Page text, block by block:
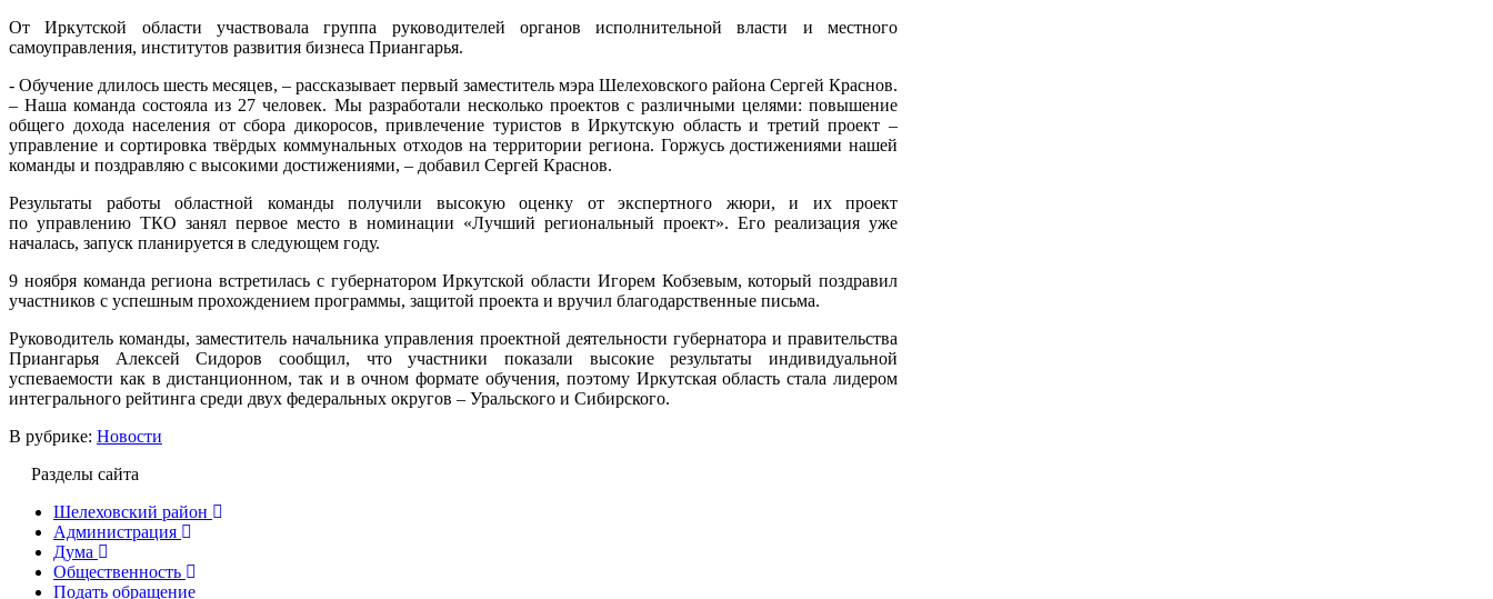
От Иркутской области участвовала группа руководителей органов исполнительной власти и местного
самоуправления, институтов развития бизнеса Приангарья.
- Обучение длилось шесть месяцев, – рассказывает первый заместитель мэра Шелеховского района Сергей Краснов.
– Наша команда состояла из 27 человек. Мы разработали несколько проектов с различными целями: повышение
общего дохода населения от сбора дикоросов, привлечение туристов в Иркутскую область и третий проект –
управление и сортировка твёрдых коммунальных отходов на территории региона. Горжусь достижениями нашей
команды и поздравляю с высокими достижениями, – добавил Сергей Краснов.
Результаты работы областной команды получили высокую оценку от экспертного жюри, и их проект
по управлению ТКО занял первое место в номинации «Лучший региональный проект». Его реализация уже
началась, запуск планируется в следующем году.
9 ноября команда региона встретилась с губернатором Иркутской области Игорем Кобзевым, который поздравил
участников с успешным прохождением программы, защитой проекта и вручил благодарственные письма.
Руководитель команды, заместитель начальника управления проектной деятельности губернатора и правительства
Приангарья Алексей Сидоров сообщил, что участники показали высокие результаты индивидуальной
успеваемости как в дистанционном, так и в очном формате обучения, поэтому Иркутская область стала лидером
интегрального рейтинга среди двух федеральных округов – Уральского и Сибирского.
В рубрике: Новости
Разделы сайта
Шелеховский район
Администрация
Дума
Общественность
Подать обращение